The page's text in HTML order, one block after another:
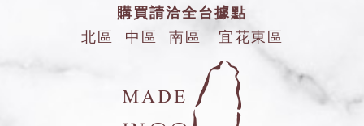
購買請洽全台據點
北區
中區 南區 宜花東區